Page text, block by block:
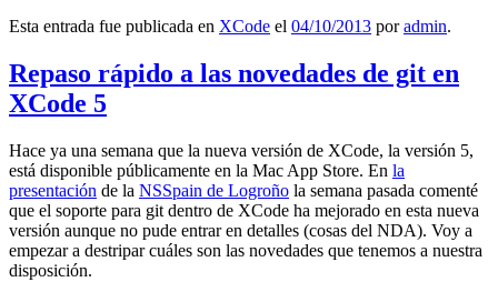
Esta entrada fue publicada en XCode el 04/10/2013 poradmin.
Repaso rápido a las novedades de git en
XCode 5
Hace ya una semana que la nueva versión de XCode, la versión 5,
está disponible públicamente en la Mac App Store. En la
presentación de la NSSpain de Logroño la semana pasada comenté
que el soporte para git dentro de XCode ha mejorado en esta nueva
versión aunque no pude entrar en detalles (cosas del NDA). Voy a
empezar a destripar cuáles son las novedades que tenemos a nuestra
disposición.